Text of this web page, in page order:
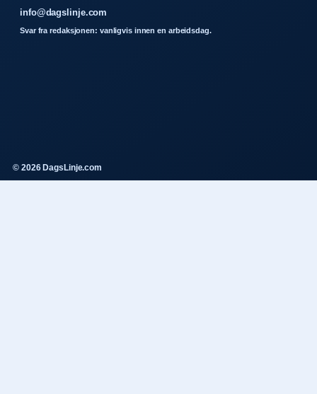
info@dagslinje.com
Svar fra redaksjonen: vanligvis innen en arbeidsdag.
© 2026 DagsLinje.com